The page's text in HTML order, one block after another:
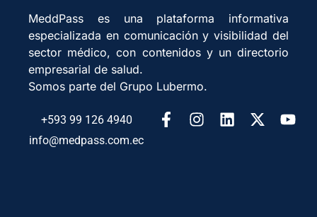
MeddPass es una plataforma informativa
especializada en comunicación y visibilidad del
sector médico, con contenidos y un directorio
empresarial de salud.
Somos parte del Grupo Lubermo.
+593 99 126 4940
info@medpass.com.ec